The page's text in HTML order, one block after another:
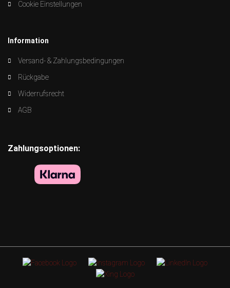
Cookie Einstellungen
Information
Versand- & Zahlungsbedingungen
Rückgabe
Widerrufsrecht
AGB
Zahlungsoptionen: